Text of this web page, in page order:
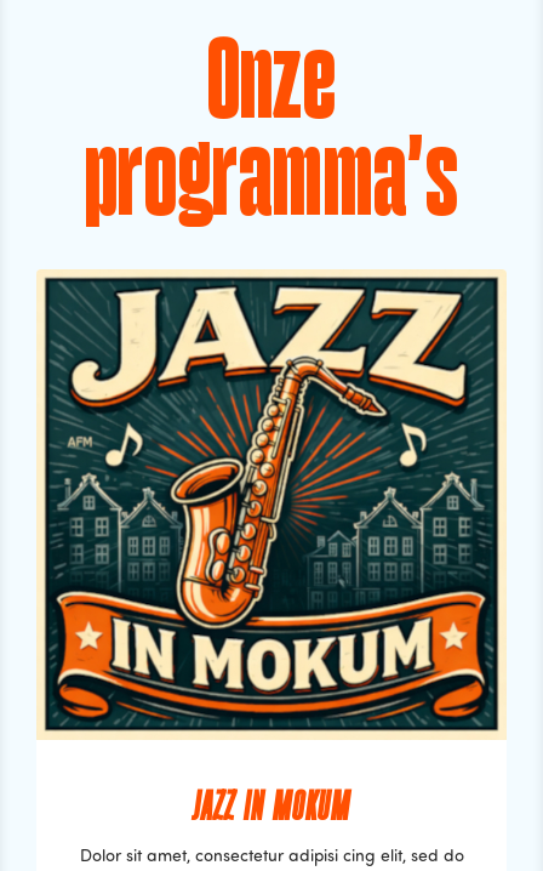
Onze
programma's
JAZZ IN MOKUM
Dolor sit amet, consectetur adipisi cing elit, sed do